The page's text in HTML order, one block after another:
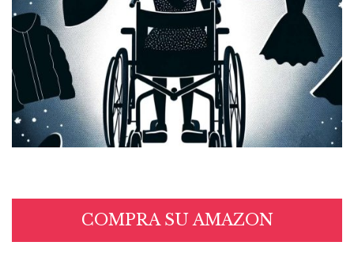
COMPRA SU AMAZON